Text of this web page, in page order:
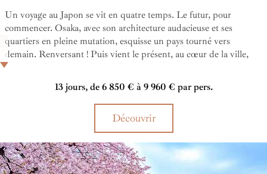
Un voyage au Japon se vit en quatre temps. Le futur, pour
commencer. Osaka, avec son architecture audacieuse et ses
quartiers en pleine mutation, esquisse un pays tourné vers
demain. Renversant ! Puis vient le présent, au cœur de la ville,
capitale gourmande et effervescente où chaque ruelle pulse
d’énergie. Grisant ! Le passé, ensuite. Kurashiki et Kyoto
dévoilent leurs héritages, entre ruelles préservées, tradition
artisanale et élégance intemporelle. Envoûtant ! Pour le temps des
rêves, enfin, vous respirez la douceur d’îles dédiées à l’art
contemporain, Naoshima et Teshima, et la délicatesse d’adresses
d’exception. Reposant…
13 jours, de 6 850 € à 9 960 € par pers.
Découvrir